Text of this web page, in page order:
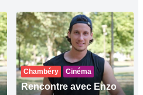
Chambéry Cinéma
Rencontre avec Enzo